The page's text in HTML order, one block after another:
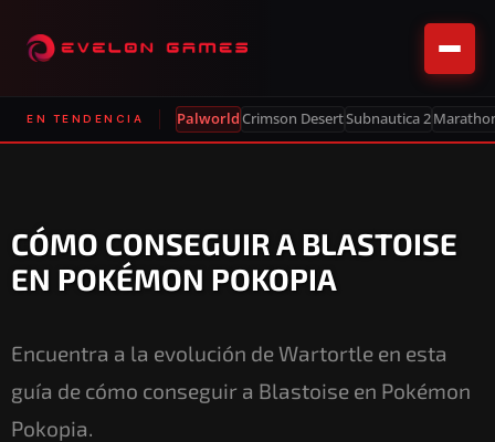
EN TENDENCIA PalworldCrimson DesertSubnautica 2
CÓMO CONSEGUIR A BLASTOISE
EN POKÉMON POKOPIA
Encuentra a la evolución de Wartortle en esta
guía de cómo conseguir a Blastoise en Pokémon
Pokopia.